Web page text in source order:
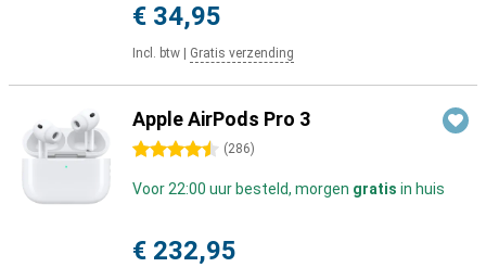
€ 34,95
Incl. btw Gratis verzending
Apple AirPods Pro 3
4.5 sterren (286)
Voor 22:00 uur besteld, morgen gratis in huis
€ 232,95